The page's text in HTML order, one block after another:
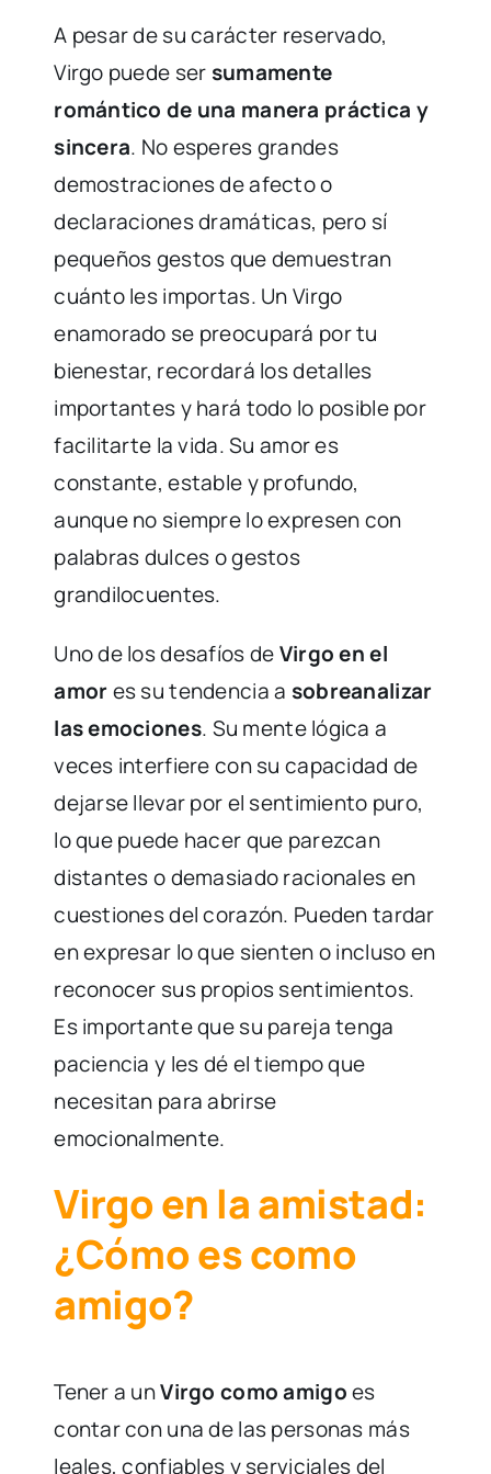
A pesar de su carácter reservado,
Virgo puede ser sumamente
romántico de una manera práctica y
sincera. No esperes grandes
demostraciones de afecto o
declaraciones dramáticas, pero sí
pequeños gestos que demuestran
cuánto les importas. Un Virgo
enamorado se preocupará por tu
bienestar, recordará los detalles
importantes y hará todo lo posible por
facilitarte la vida. Su amor es
constante, estable y profundo,
aunque no siempre lo expresen con
palabras dulces o gestos
grandilocuentes.
Uno de los desafíos deVirgo en el
amores su tendencia a sobreanalizar
las emociones. Su mente lógica a
veces interfiere con su capacidad de
dejarse llevar por el sentimiento puro,
lo que puede hacer que parezcan
distantes o demasiado racionales en
cuestiones del corazón. Pueden tardar
en expresar lo que sienten o incluso en
reconocer sus propios sentimientos.
Es importante que su pareja tenga
paciencia y les dé el tiempo que
necesitan para abrirse
emocionalmente.
Virgo en la amistad:
¿Cómo es como
amigo?
Tener a unVirgo como amigoes
contar con una de las personas más
leales, confiables y serviciales del